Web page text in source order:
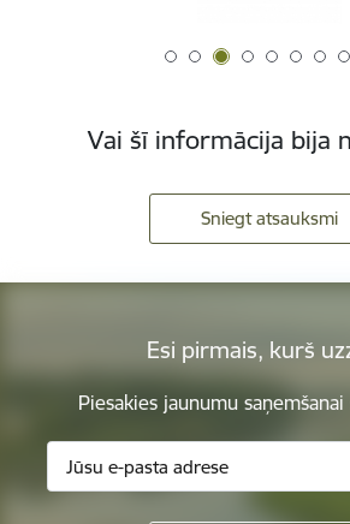
Vai šī informācija bija
Sniegt atsauksmi
Esi pirmais, kurš
Piesakies jaunumu saņemšanai